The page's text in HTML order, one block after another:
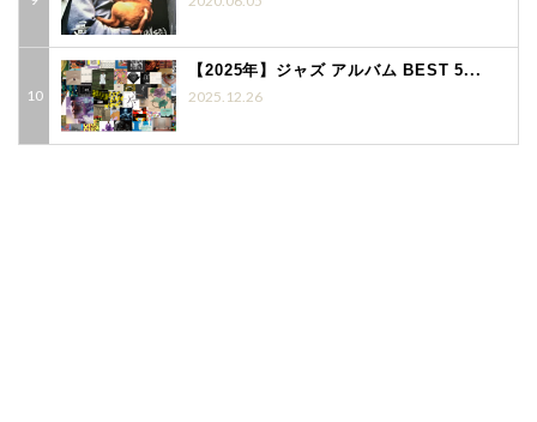
【2025年】ジャズ アルバム BEST 5...
2025.12.26